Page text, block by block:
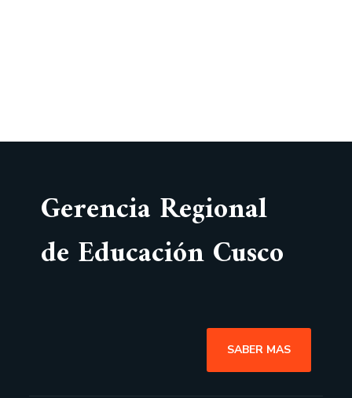
Gerencia Regional
de Educación Cusco
SABER MAS